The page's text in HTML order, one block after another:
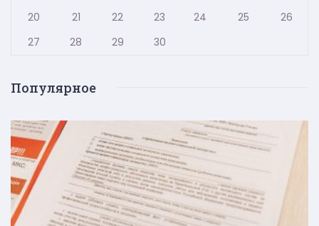
20
21 22 23 24 25
26
27
28 29 30
Популярное